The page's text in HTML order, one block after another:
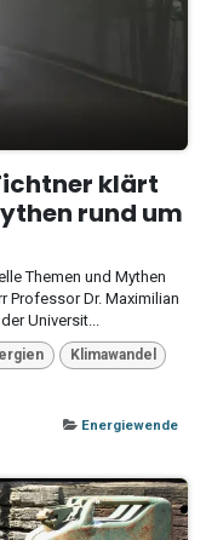
klärt
rund um
Themen und Mythen
Professor Dr. Maximilian
Universit...
Klimawandel
Energiewende